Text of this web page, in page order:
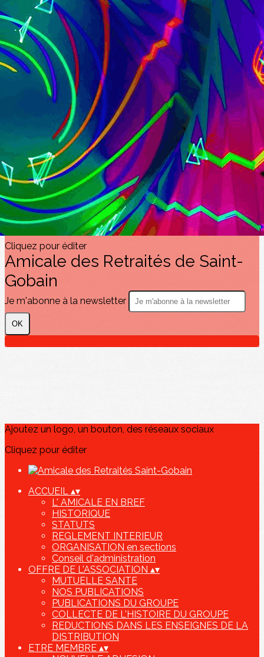
Exporter les lignes sélectionnées
Exporter toutes les colonnes
Exporter uniquement les colonnes affichées
Menu
<
>
Appel à contributions
AUTRES PASSIONS PEINTURE ETC
PASSION HISTOIRE
PASSION PHOTOS
PASSION LECTURE ET MUSIQUE
?>
Images de la page d'accueil
Cliquez pour éditer
Texte, bouton et/ou inscription à la newsletter
Cliquez pour éditer
Amicale des Retraités de Saint-
Gobain
Je m'abonne à la newsletter
OK
Ajoutez un logo, un bouton, des réseaux sociaux
Cliquez pour éditer
ACCUEIL ▴▾
L' AMICALE EN BREF
HISTORIQUE
STATUTS
REGLEMENT INTERIEUR
ORGANISATION en sections
Conseil d'administration
OFFRE DE L'ASSOCIATION ▴▾
MUTUELLE SANTE
NOS PUBLICATIONS
PUBLICATIONS DU GROUPE
COLLECTE DE L'HISTOIRE DU GROUPE
REDUCTIONS DANS LES ENSEIGNES DE LA
DISTRIBUTION
ETRE MEMBRE ▴▾